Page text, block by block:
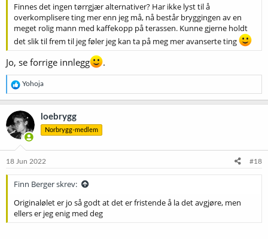
Finnes det ingen tørrgjær alternativer? Har ikke lyst til å
overkomplisere ting mer enn jeg må, nå består bryggingen av en
meget rolig mann med kaffekopp på terassen. Kunne gjerne holdt
det slik til frem til jeg føler jeg kan ta på meg mer avanserte ting
Jo, se forrige innlegg .
R
e
a
k
s
j
o
e
Yohoja
loebrygg
Norbrygg-medlem
18 Jun 2022 #18
Finn Berger skrev:
Originalølet er jo så godt at det er fristende å la det avgjøre, men
ellers er jeg enig med deg